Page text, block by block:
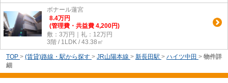
ボナール蓮宮
8.4万円
(管理費・共益費 4,200円)
敷：3万円｜礼：12万円
3階 / 1LDK / 43.38㎡
TOP > (賃貸)路線・駅から探す > JR山陽本線 > 新長田駅 > ハイツ中田 > 物件詳
細